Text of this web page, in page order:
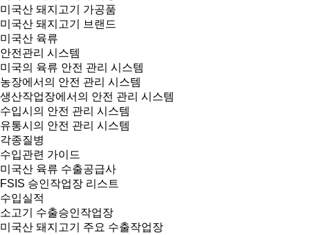
미국산 돼지고기 가공품
미국산 돼지고기 브랜드
미국산 육류
안전관리 시스템
미국의 육류 안전 관리 시스템
농장에서의 안전 관리 시스템
생산작업장에서의 안전 관리 시스템
수입시의 안전 관리 시스템
유통시의 안전 관리 시스템
각종질병
수입관련 가이드
미국산 육류 수출공급사
FSIS 승인작업장 리스트
수입실적
소고기 수출승인작업장
미국산 돼지고기 주요 수출작업장